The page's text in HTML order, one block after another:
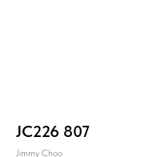
JC226 807
Jimmy Choo